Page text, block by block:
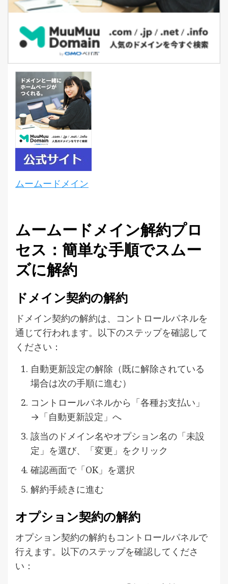
ムームードメイン
ムームードメイン解約プロ
セス：簡単な手順でスムー
ズに解約
ドメイン契約の解約
ドメイン契約の解約は、コントロールパネルを
通じて行われます。以下のステップを確認して
ください：
自動更新設定の解除（既に解除されている
場合は次の手順に進む）
コントロールパネルから「各種お支払い」
→「自動更新設定」へ
該当のドメイン名やオプション名の「未設
定」を選び、「変更」をクリック
確認画面で「OK」を選択
解約手続きに進む
オプション契約の解約
オプション契約の解約もコントロールパネルで
行えます。以下のステップを確認してくださ
い：